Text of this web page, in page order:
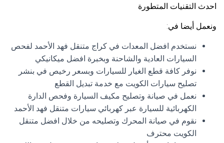
احدث التقنيات المتطورة
ونعمل أيضا في:
نستخدم افضل المعدات في كراج متنقل فهد الأحمد لفحص
السيارات العادية والشاحنة وبخبرة افضل ميكانيكي
نوفر كافة قطع الغيار للسيارات وبسعر رخيص في بنشر
تصليح سيارات الكويت مع خدمة تبديل القطع
نعمل في صيانة وتصليح مكيف السيارة وفحص الدارة
الكهربائية للسيارة عبر كهربائي سيارات متنقل فهد الأحمد
نقوم في صيانة المحرك وتصليحه من خلال افضل متنقل
الكويت محترف